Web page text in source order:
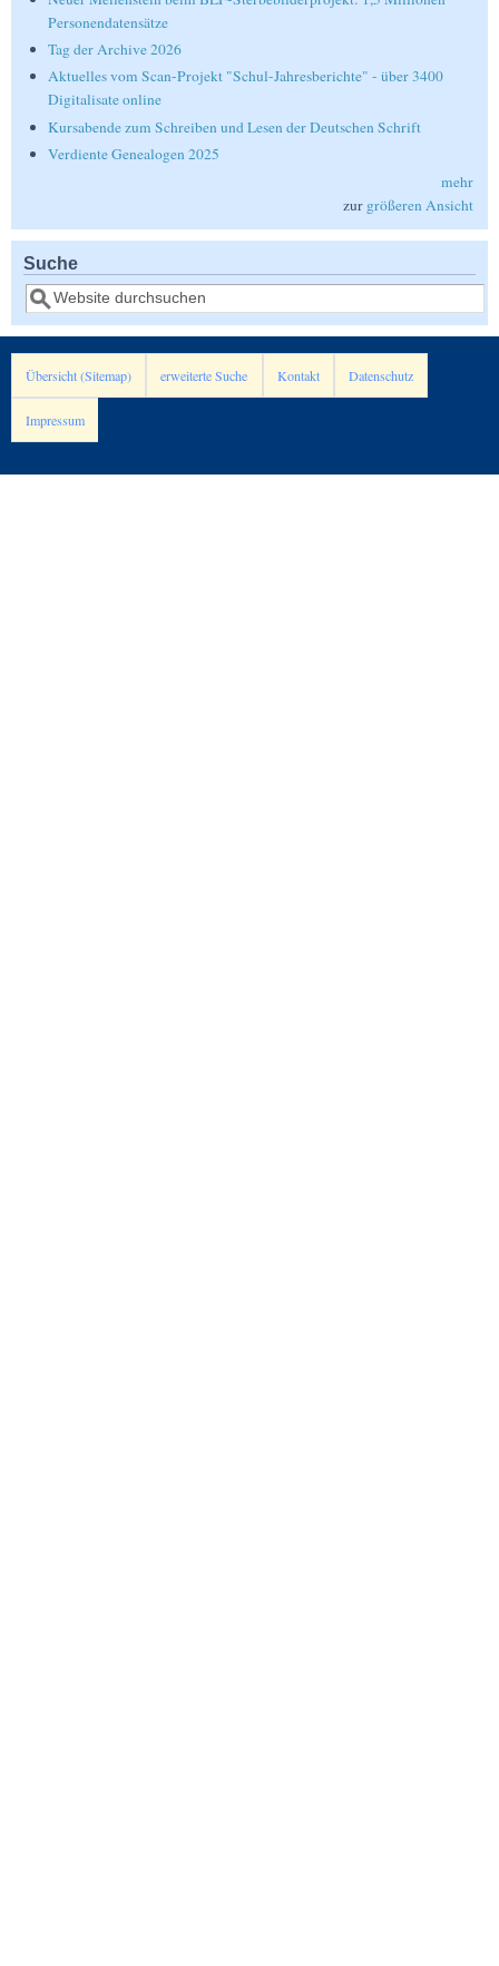
Personendatensätze
Tag der Archive 2026
Aktuelles vom Scan-Projekt "Schul-Jahresberichte" - über 3400
Digitalisate online
Kursabende zum Schreiben und Lesen der Deutschen Schrift
Verdiente Genealogen 2025
mehr
zur größeren Ansicht
Suche
Suche
Übersicht (Sitemap) erweiterte Suche Kontakt Datenschutz
Impressum